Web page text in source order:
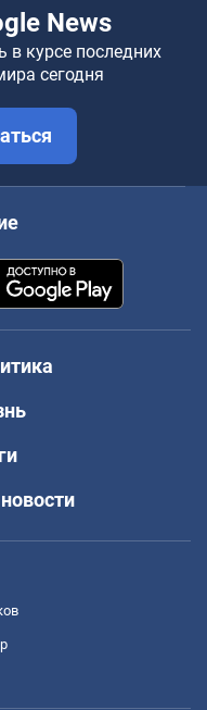
News
в курсе последних
сегодня